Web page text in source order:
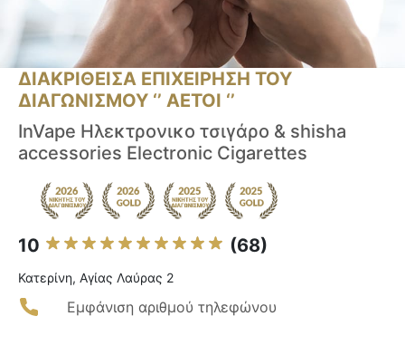
ΔΙΑΚΡΙΘΕΙΣΑ ΕΠΙΧΕΙΡΗΣΗ ΤΟΥ
ΔΙΑΓΩΝΙΣΜΟΥ ‘’ ΑΕΤΟΙ ‘’
InVape Ηλεκτρονικο τσιγάρο & shisha
accessories Electronic Cigarettes
10 (68)
Κατερίνη, Αγίας Λαύρας 2
Εμφάνιση αριθμού τηλεφώνου